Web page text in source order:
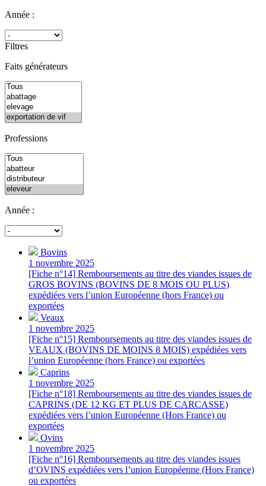
Année :
Filtres
Faits générateurs
Professions
Année :
Bovins
1 novembre 2025
[Fiche n°14] Remboursements au titre des viandes issues de
GROS BOVINS (BOVINS DE 8 MOIS OU PLUS)
expédiées vers l’union Européenne (hors France) ou
exportées
Veaux
1 novembre 2025
[Fiche n°15] Remboursements au titre des viandes issues de
VEAUX (BOVINS DE MOINS 8 MOIS) expédiées vers
l’union Européenne (hors France) ou exportées
Caprins
1 novembre 2025
[Fiche n°18] Remboursements au titre des viandes issues de
CAPRINS (DE 12 KG ET PLUS DE CARCASSE)
expédiées vers l’union Européenne (Hors France) ou
exportées
Ovins
1 novembre 2025
[Fiche n°16] Remboursements au titre des viandes issues
d’OVINS expédiées vers l’union Européenne (Hors France)
ou exportées